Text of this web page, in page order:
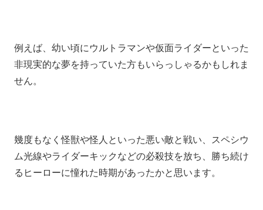
例えば、幼い頃にウルトラマンや仮面ライダーといった
非現実的な夢を持っていた方もいらっしゃるかもしれま
せん。
幾度もなく怪獣や怪人といった悪い敵と戦い、スペシウ
ム光線やライダーキックなどの必殺技を放ち、勝ち続け
るヒーローに憧れた時期があったかと思います。